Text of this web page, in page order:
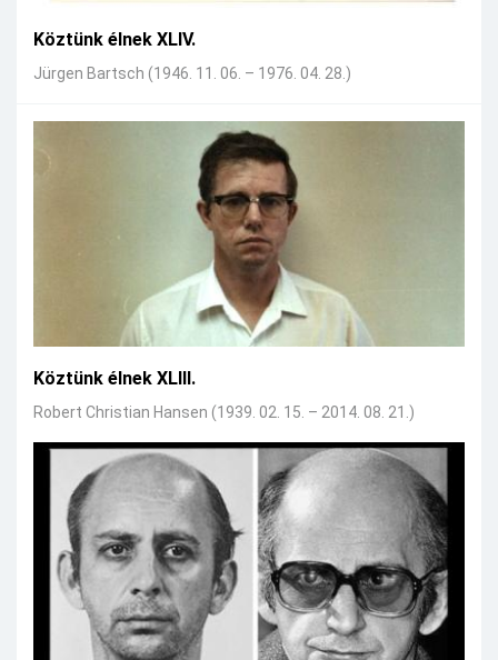
Köztünk élnek XLIV.
Jürgen Bartsch (1946. 11. 06. – 1976. 04. 28.)
Köztünk élnek XLIII.
Robert Christian Hansen (1939. 02. 15. – 2014. 08. 21.)